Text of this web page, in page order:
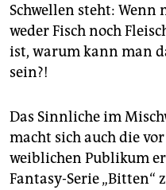
Schwellen steht:
weder Fisch noch
ist, warum kann man
sein?!
Das Sinnliche im
macht sich auch die
weiblichen Publikum
Fantasy-Serie „Bitten“